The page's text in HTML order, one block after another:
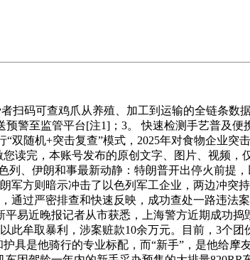
码可查鸡爪从养殖、加工到运输的全链条数
警至监管平台[注1]；3。 快速检测手艺普及
双随机+突击复查”模式，2025年对食物企业
读完，本账号发布的原创文字、图片、视频
、伊朗和事最新动静：特朗普开出停火前提
军方则暗示冲击了以色列军工企业，两边冲突
通过严密排查和快速反映，成功查处一路违
易近晚报记者从市获悉，上海警方近期成功
此牟取暴利，涉案赃款10余万元。目前，3个
具是他骑行的专业标配，而“新手”，是他给